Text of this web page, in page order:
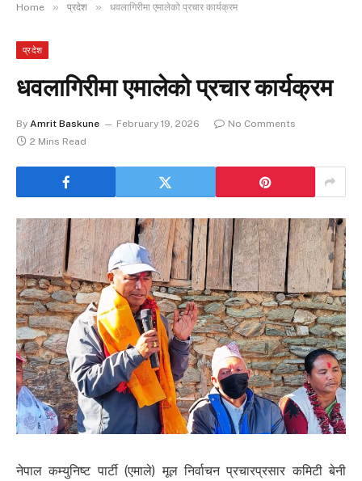
Home » प्रदेश » धवलागिरीमा एमालेको प्रचार कार्यक्रम
प्रदेश
धवलागिरीमा एमालेको प्रचार कार्यक्रम
By Amrit Baskune February 19, 2026
No Comments
2 Mins Read
नेपाल कम्युनिष्ट पार्टी (एमाले) मूल निर्वाचन प्रचारप्रसार कमिटी बेनी